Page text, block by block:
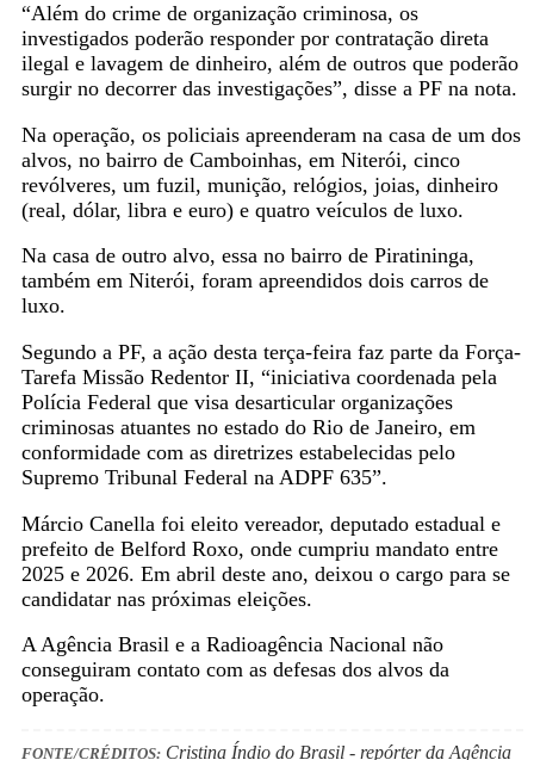
“Além do crime de organização criminosa, os
investigados poderão responder por contratação direta
ilegal e lavagem de dinheiro, além de outros que poderão
surgir no decorrer das investigações”, disse a PF na nota.
Na operação, os policiais apreenderam na casa de um dos
alvos, no bairro de Camboinhas, em Niterói, cinco
revólveres, um fuzil, munição, relógios, joias, dinheiro
(real, dólar, libra e euro) e quatro veículos de luxo.
Na casa de outro alvo, essa no bairro de Piratininga,
também em Niterói, foram apreendidos dois carros de
luxo.
Segundo a PF, a ação desta terça-feira faz parte da Força-
Tarefa Missão Redentor II, “iniciativa coordenada pela
Polícia Federal que visa desarticular organizações
criminosas atuantes no estado do Rio de Janeiro, em
conformidade com as diretrizes estabelecidas pelo
Supremo Tribunal Federal na ADPF 635”.
Márcio Canella foi eleito vereador, deputado estadual e
prefeito de Belford Roxo, onde cumpriu mandato entre
2025 e 2026. Em abril deste ano, deixou o cargo para se
candidatar nas próximas eleições.
A Agência Brasil e a Radioagência Nacional não
conseguiram contato com as defesas dos alvos da
operação.
FONTE/CRÉDITOS:Cristina Índio do Brasil - repórter da Agência